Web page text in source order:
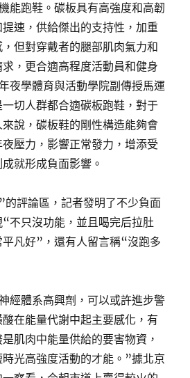
能跑鞋。碳板具有高強度和高韌
速，供給傑出的支持性，加重
但對穿戴者的腿部肌肉氣力和
，更合適高程度活動員和健身
夜學體育與活動學院副傳授馬運
切人群都合適碳板跑鞋，對于
說，碳板鞋的剛性構造能夠會
壓力，影響正常發力，增添受
就形成負面影響。
的評論區，記者發明了不少負面
不只沒功能，並且喝完后拉肚
凡好”，還有人留言稱“沒跑多
經體系高興劑，可以或許進步警
在能量代謝中起主要感化，有
肌肉中能量供給的要害物資，
光高強度活動的才能。”據北京